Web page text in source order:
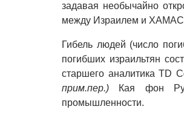
задавая необычайно
между Израилем и
Гибель людей (число
погибших израильтян
старшего аналитика TD
прим.пер.) Кая фон
промышленности.